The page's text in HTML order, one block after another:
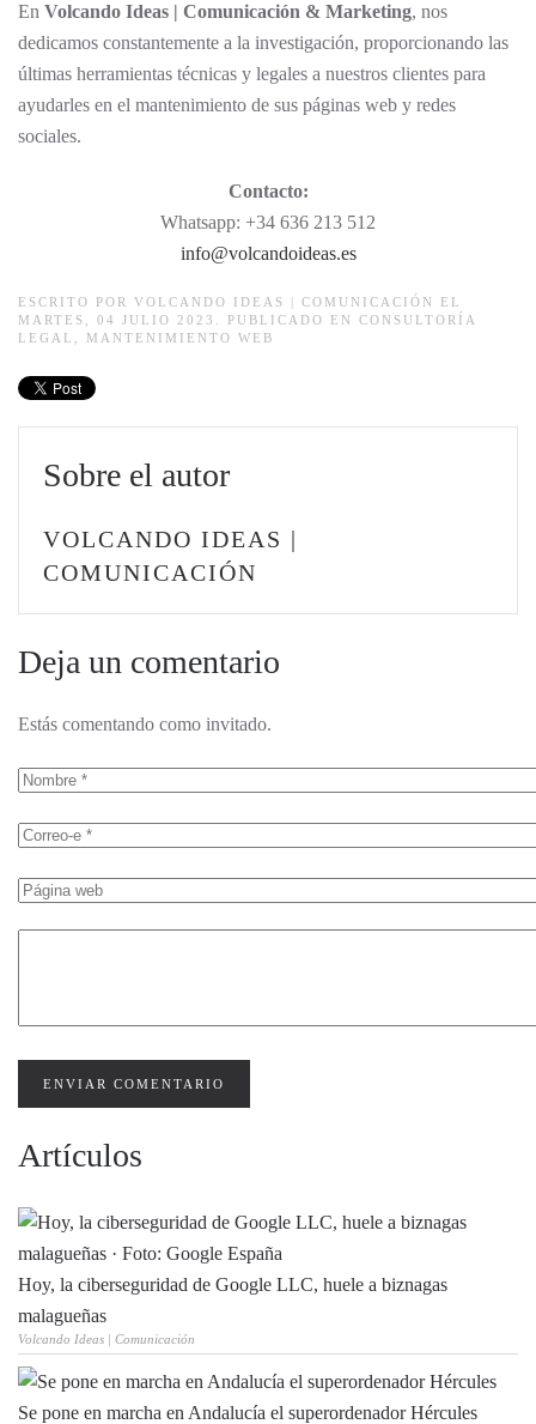
En Volcando Ideas | Comunicación & Marketing, nos
dedicamos constantemente a la investigación, proporcionando las
últimas herramientas técnicas y legales a nuestros clientes para
ayudarles en el mantenimiento de sus páginas web y redes
sociales.
Contacto:
Whatsapp: +34 636 213 512
info@volcandoideas.es
ESCRITO POR VOLCANDO IDEAS | COMUNICACIÓN
EL
MARTES, 04 JULIO 2023. PUBLICADO EN CONSULTORÍA
LEGAL
MANTENIMIENTO WEB
Sobre el autor
VOLCANDO IDEAS |
COMUNICACIÓN
Deja un comentario
Estás comentando como invitado.
ENVIAR COMENTARIO
Artículos
Hoy, la ciberseguridad de Google LLC, huele a biznagas
malagueñas
Volcando Ideas | Comunicación
Se pone en marcha en Andalucía el superordenador Hércules